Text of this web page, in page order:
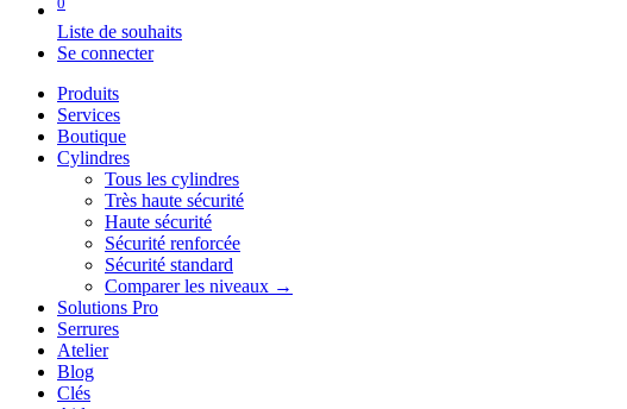
Liste de souhaits
Se connecter
Produits
Services
Boutique
Cylindres
Tous les cylindres
Très haute sécurité
Haute sécurité
Sécurité renforcée
Sécurité standard
Comparer les niveaux →
Solutions Pro
Serrures
Atelier
Blog
Clés